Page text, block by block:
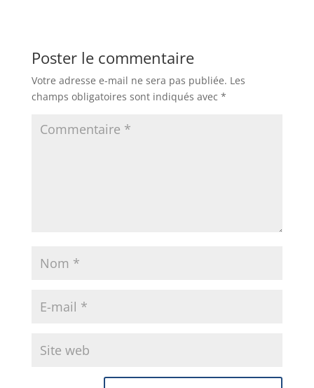
Poster le commentaire
Votre adresse e-mail ne sera pas publiée. Les
champs obligatoires sont indiqués avec *